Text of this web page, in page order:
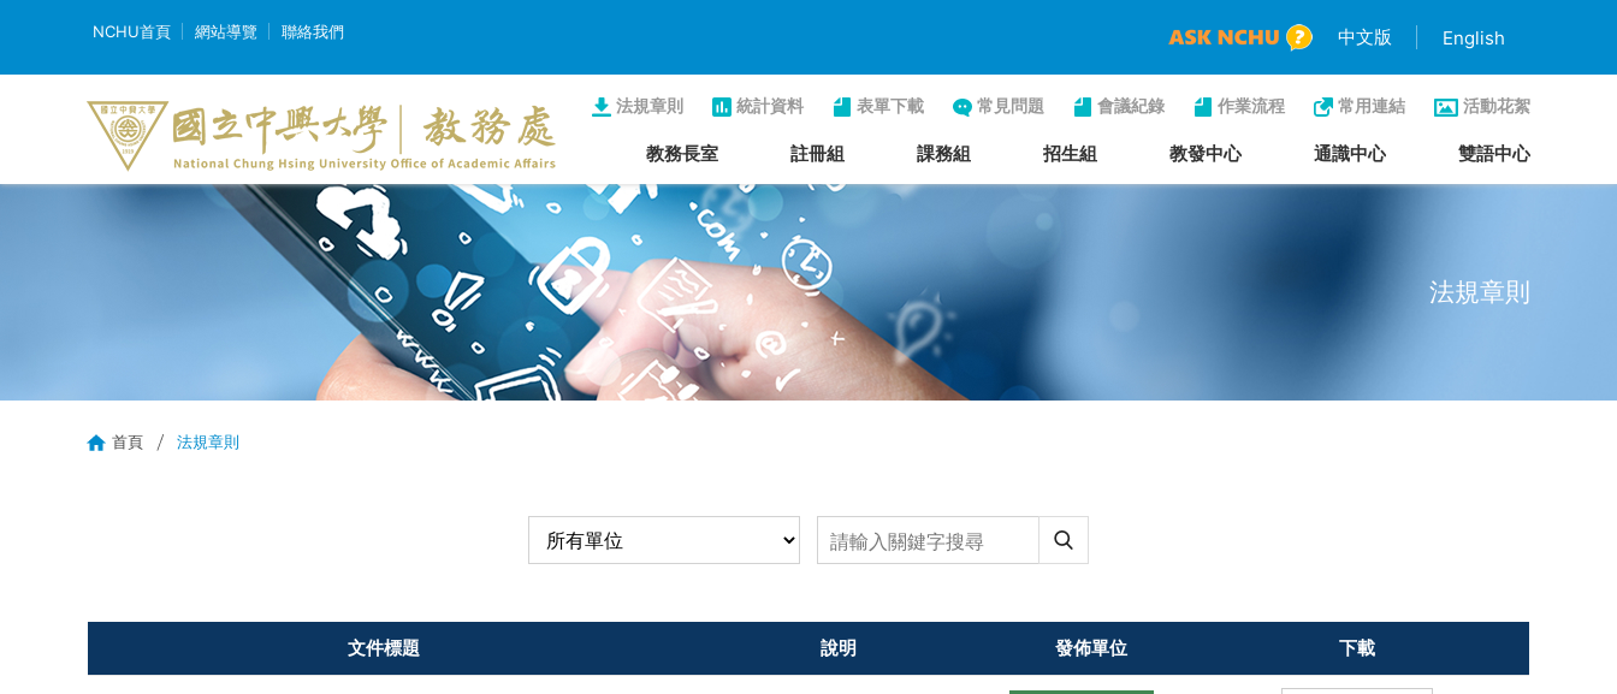
NCHU首頁 網站導覽 聯絡我們 中文版 English
法規章則 統計資料 表單下載 常見問題 會議紀錄 作業流程 常用連結 活動花絮
教務長室 註冊組 課務組 招生組 教發中心 通識中心 雙語中心
法規章則
首頁 法規章則
文件標題 說明 發佈單位 下載